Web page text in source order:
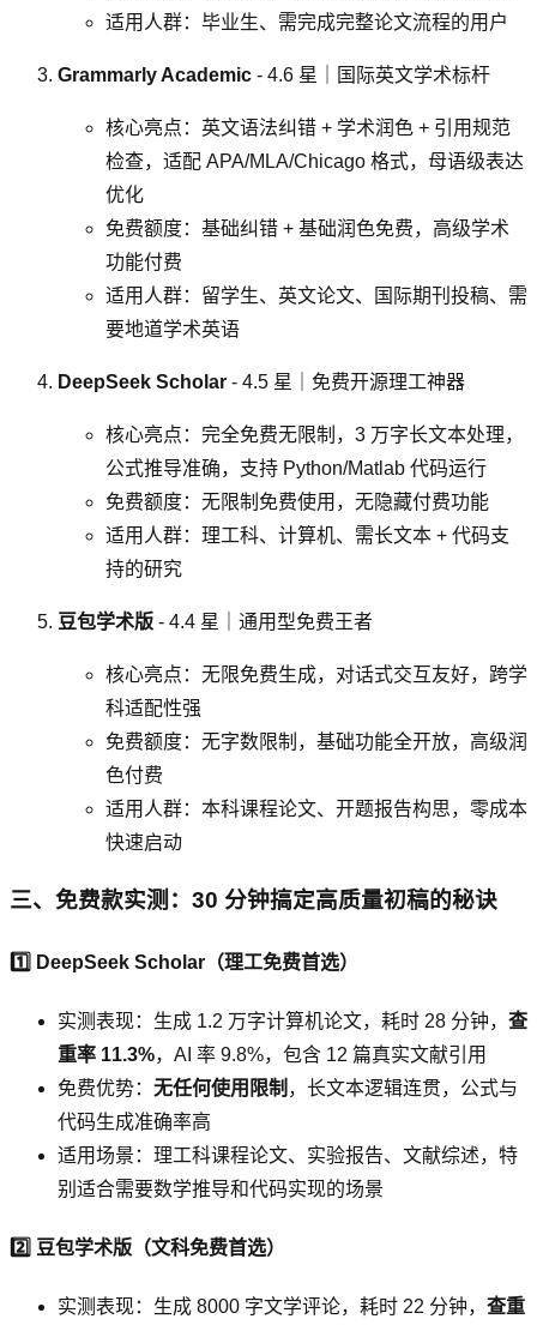
适用人群：毕业生、需完成完整论文流程的用户
Grammarly Academic - 4.6 星｜国际英文学术标杆
核心亮点：英文语法纠错 + 学术润色 + 引用规范
检查，适配 APA/MLA/Chicago 格式，母语级表达
优化
免费额度：基础纠错 + 基础润色免费，高级学术
功能付费
适用人群：留学生、英文论文、国际期刊投稿、需
要地道学术英语
DeepSeek Scholar - 4.5 星｜免费开源理工神器
核心亮点：完全免费无限制，3 万字长文本处理，
公式推导准确，支持 Python/Matlab 代码运行
免费额度：无限制免费使用，无隐藏付费功能
适用人群：理工科、计算机、需长文本 + 代码支
持的研究
豆包学术版 - 4.4 星｜通用型免费王者
核心亮点：无限免费生成，对话式交互友好，跨学
科适配性强
免费额度：无字数限制，基础功能全开放，高级润
色付费
适用人群：本科课程论文、开题报告构思，零成本
快速启动
三、免费款实测：30 分钟搞定高质量初稿的秘诀
1️⃣ DeepSeek Scholar（理工免费首选）
实测表现：生成 1.2 万字计算机论文，耗时 28 分钟， 查
重率 11.3%，AI 率 9.8%，包含 12 篇真实文献引用
免费优势： 无任何使用限制 ，长文本逻辑连贯，公式与
代码生成准确率高
适用场景：理工科课程论文、实验报告、文献综述，特
别适合需要数学推导和代码实现的场景
2️⃣ 豆包学术版（文科免费首选）
实测表现：生成 8000 字文学评论，耗时 22 分钟， 查重